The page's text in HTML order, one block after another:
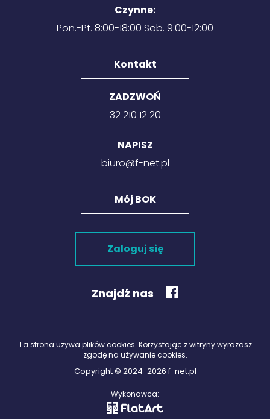
Czynne:
Pon.-Pt. 8:00-18:00 Sob. 9:00-12:00
Kontakt
ZADZWOŃ
32 210 12 20
NAPISZ
biuro@f-net.pl
Mój BOK
Zaloguj się
Znajdź nas
Ta strona używa plików cookies. Korzystając z witryny wyrażasz
zgodę na używanie cookies.
Copyright © 2024-2026 f-net.pl
Wykonawca:
literami
Odcienie
Duży kursor